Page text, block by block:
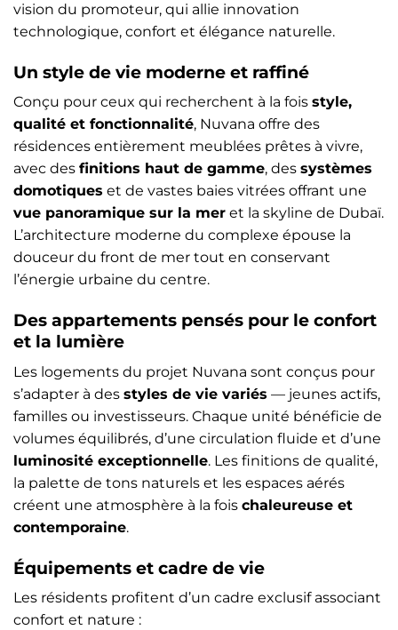
vision du promoteur, qui allie innovation
technologique, confort et élégance naturelle.
Un style de vie moderne et raffiné
Conçu pour ceux qui recherchent à la fois style,
qualité et fonctionnalité, Nuvana offre des
résidences entièrement meublées prêtes à vivre,
avec des finitions haut de gamme, des systèmes
domotiques et de vastes baies vitrées offrant une
vue panoramique sur la mer et la skyline de Dubaï.
L’architecture moderne du complexe épouse la
douceur du front de mer tout en conservant
l’énergie urbaine du centre.
Des appartements pensés pour le confort
et la lumière
Les logements du projet Nuvana sont conçus pour
s’adapter à des styles de vie variés — jeunes actifs,
familles ou investisseurs. Chaque unité bénéficie de
volumes équilibrés, d’une circulation fluide et d’une
luminosité exceptionnelle. Les finitions de qualité,
la palette de tons naturels et les espaces aérés
créent une atmosphère à la fois chaleureuse et
contemporaine.
Équipements et cadre de vie
Les résidents profitent d’un cadre exclusif associant
confort et nature :